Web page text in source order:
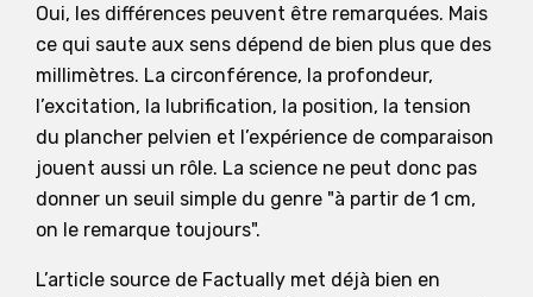
Oui, les différences peuvent être remarquées. Mais
ce qui saute aux sens dépend de bien plus que des
millimètres. La circonférence, la profondeur,
l’excitation, la lubrification, la position, la tension
du plancher pelvien et l’expérience de comparaison
jouent aussi un rôle. La science ne peut donc pas
donner un seuil simple du genre "à partir de 1 cm,
on le remarque toujours".
L’article source de Factually met déjà bien en